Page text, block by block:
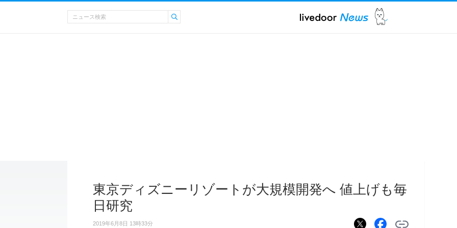
東京ディズニーリゾートが大規模開発へ 値上げも毎
日研究
2019年6月8日 13時33分